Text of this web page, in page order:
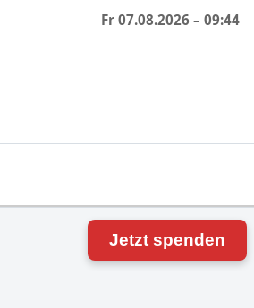
Fr 07.08.2026 – 09:44
Jetzt spenden